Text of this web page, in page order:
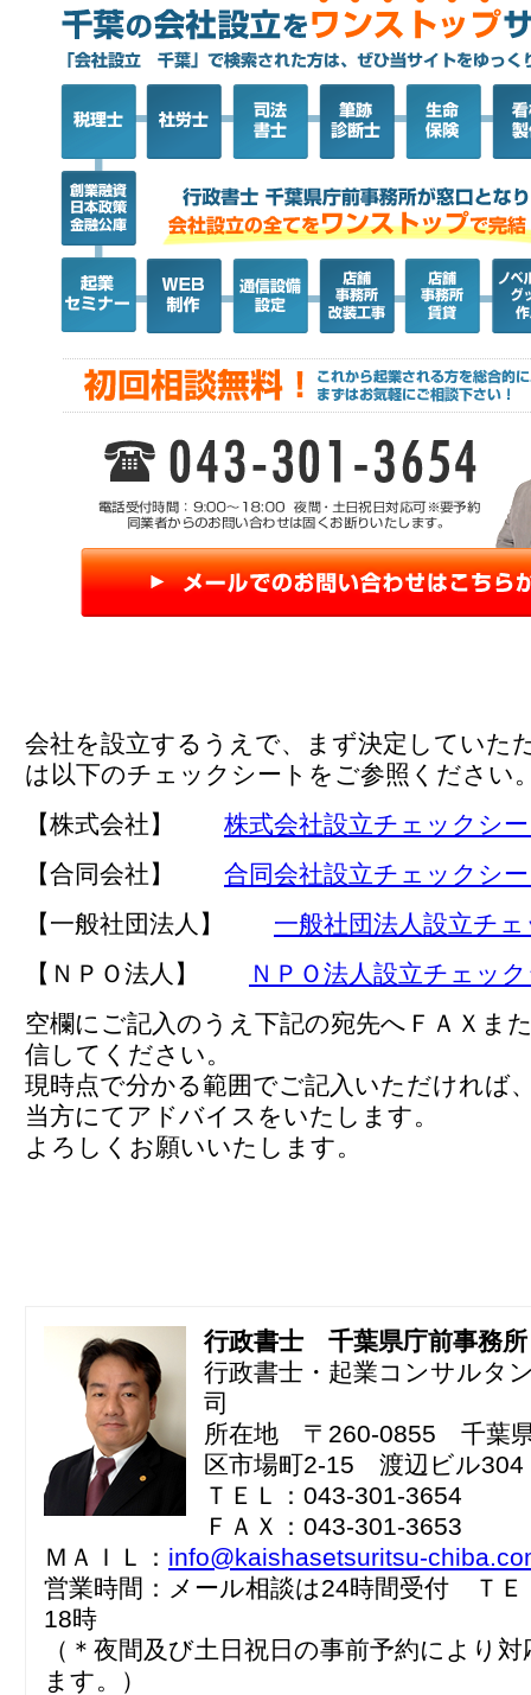
会社を設立するうえで、まず決定していた
は以下のチェックシートをご参照ください
【株式会社】 株式会社設立チェックシ
【合同会社】 合同会社設立チェックシ
【一般社団法人】 一般社団法人設立チ
【ＮＰＯ法人】
ＮＰＯ法人設立チェッ
空欄にご記入のうえ下記の宛先へＦＡＸま
信してください。
現時点で分かる範囲でご記入いただければ
当方にてアドバイスをいたします。
よろしくお願いいたします。
行政書士 千葉県庁前事務所
行政書士・起業コンサルタ
司
所在地 〒260-0855 千葉
区市場町2-15 渡辺ビル304
ＴＥＬ：043-301-3654
ＦＡＸ：043-301-3653
ＭＡＩＬ： info@kaishasetsuritsu-
営業時間：メール相談は24時間受付 ＴＥ
18時
（＊夜間及び土日祝日の事前予約により
ます。）